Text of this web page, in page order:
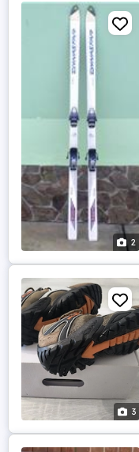
2
3